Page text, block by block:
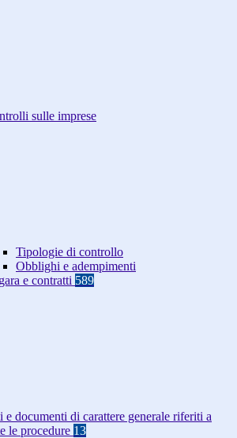
sulle imprese
Tipologie di controllo
Obblighi e adempimenti
e contratti 589
e documenti di carattere generale riferiti a
le procedure 13